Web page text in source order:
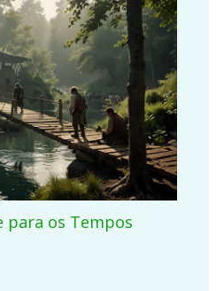
para os Tempos